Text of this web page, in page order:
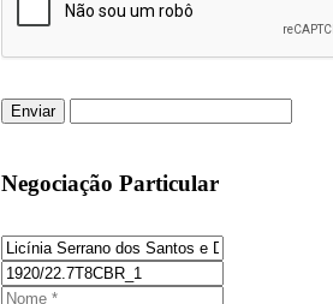
Enviar
Negociação Particular